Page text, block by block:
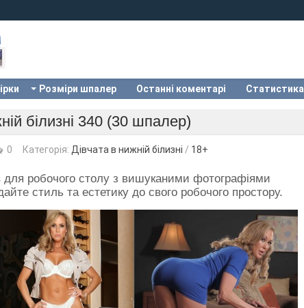
Розміри шпалер Останні коментарі Статистика
білизні 340 (30 шпалер)
0 Категорія: Дівчата в нижній білизні / 18+
для робочого столу з вишуканими фотографіями
стиль та естетику до свого робочого простору.